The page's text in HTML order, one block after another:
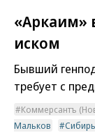
«Аркаим»
иском
Бывший
требует с
Коммерсантъ
Мальков
Сибирь